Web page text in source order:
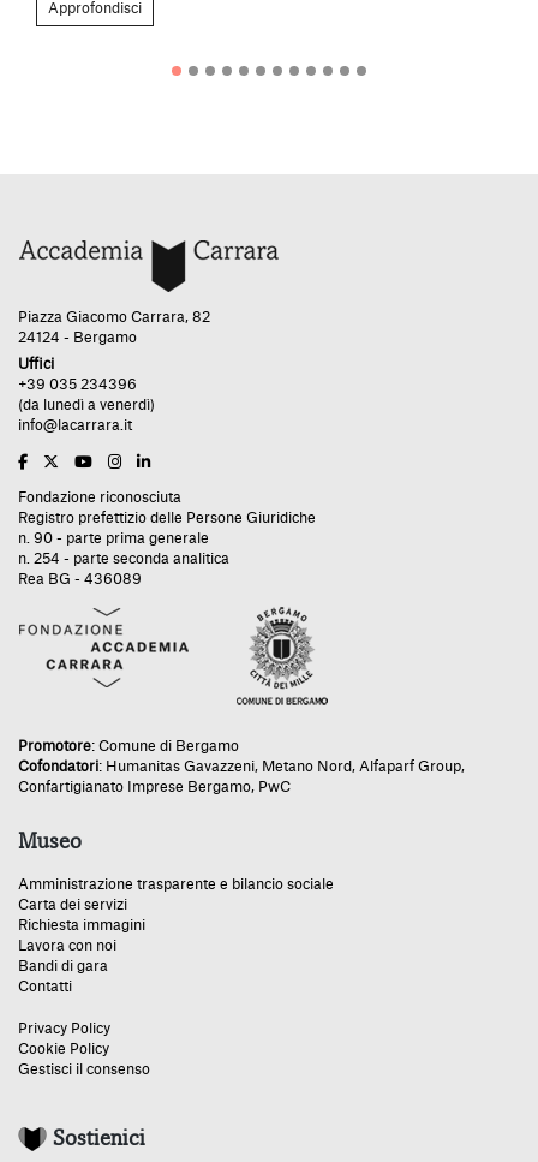
Approfondisci
Piazza Giacomo Carrara, 82
24124 - Bergamo
Uffici
+39 035 234396
(da lunedì a venerdì)
info@lacarrara.it
Fondazione riconosciuta
Registro prefettizio delle Persone Giuridiche
n. 90 - parte prima generale
n. 254 - parte seconda analitica
Rea BG - 436089
Promotore: Comune di Bergamo
Cofondatori: Humanitas Gavazzeni, Metano Nord, Alfaparf Group,
Confartigianato Imprese Bergamo, PwC
Museo
Amministrazione trasparente e bilancio sociale
Carta dei servizi
Richiesta immagini
Lavora con noi
Bandi di gara
Contatti
Privacy Policy
Cookie Policy
Gestisci il consenso
Sostienici